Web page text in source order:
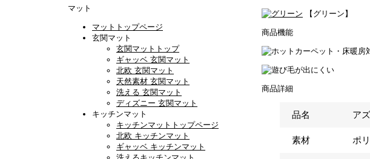
マット
マットトップページ
玄関マット
玄関マットトップ
ギャッベ 玄関マット
北欧 玄関マット
天然素材 玄関マット
洗える 玄関マット
ディズニー 玄関マット
キッチンマット
キッチンマットトップページ
北欧 キッチンマット
ギャッベ キッチンマット
洗えるキッチンマット
【グリーン】
商品機能
商品詳細
品名 ア
素材 ポ